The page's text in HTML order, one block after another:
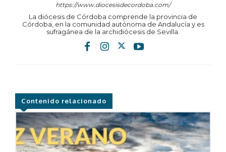
https://www.diocesisdecordoba.com/
La diócesis de Córdoba comprende la provincia de
Córdoba, en la comunidad autónoma de Andalucía y es
sufragánea de la archidiócesis de Sevilla.
Contenido relacionado